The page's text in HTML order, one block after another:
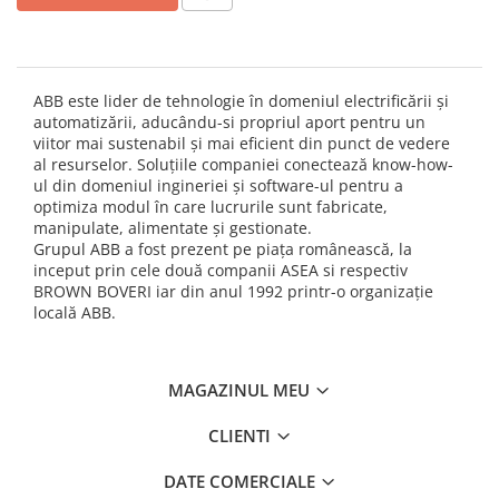
Iluminat stradal
Zone urbane, parcuri și grădini
Accesorii
Proiectoare led
Lichidari stoc
Tablouri si doze electrice
Tablouri electrice incastrate
Dulapuri metalice
ABB este lider de tehnologie în domeniul electrificării și
automatizării, aducându-si propriul aport pentru un
viitor mai sustenabil și mai eficient din punct de vedere
al resurselor. Soluțiile companiei conectează know-how-
ul din domeniul ingineriei și software-ul pentru a
optimiza modul în care lucrurile sunt fabricate,
manipulate, alimentate și gestionate.
Grupul ABB a fost prezent pe piaţa românească, la
inceput prin cele două companii ASEA si respectiv
BROWN BOVERI iar din anul 1992 printr-o organizaţie
locală ABB.
MAGAZINUL MEU
CLIENTI
DATE COMERCIALE